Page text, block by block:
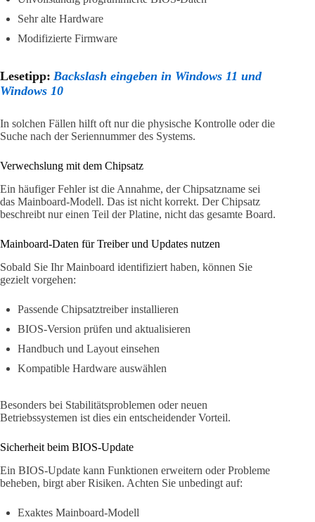
Sehr alte Hardware
Modifizierte Firmware
Lesetipp: Backslash eingeben in Windows 11 und
Windows 10
In solchen Fällen hilft oft nur die physische Kontrolle oder die
Suche nach der Seriennummer des Systems.
Verwechslung mit dem Chipsatz
Ein häufiger Fehler ist die Annahme, der Chipsatzname sei
das Mainboard-Modell. Das ist nicht korrekt. Der Chipsatz
beschreibt nur einen Teil der Platine, nicht das gesamte Board.
Mainboard-Daten für Treiber und Updates nutzen
Sobald Sie Ihr Mainboard identifiziert haben, können Sie
gezielt vorgehen:
Passende Chipsatztreiber installieren
BIOS-Version prüfen und aktualisieren
Handbuch und Layout einsehen
Kompatible Hardware auswählen
Besonders bei Stabilitätsproblemen oder neuen
Betriebssystemen ist dies ein entscheidender Vorteil.
Sicherheit beim BIOS-Update
Ein BIOS-Update kann Funktionen erweitern oder Probleme
beheben, birgt aber Risiken. Achten Sie unbedingt auf:
Exaktes Mainboard-Modell